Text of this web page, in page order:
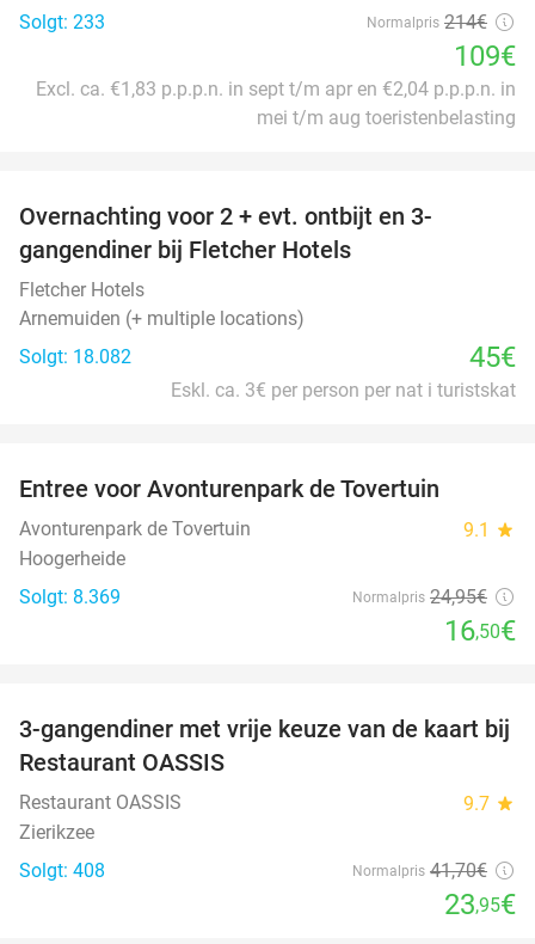
Solgt: 233
Normalpris 214€
109€
Excl. ca. €1,83 p.p.p.n. in sept t/m apr en €2,04 p.p.p.n. in
mei t/m aug toeristenbelasting
Overnachting voor 2 + evt. ontbijt en 3-
gangendiner bij Fletcher Hotels
Fletcher Hotels
Arnemuiden (+ multiple locations)
Solgt: 18.082
45€
Eskl. ca. 3€ per person per nat i turistskat
Entree voor Avonturenpark de Tovertuin
Avonturenpark de Tovertuin 9.1 star
Hoogerheide
Solgt: 8.369
Normalpris 24,95€
16,50€
43%
3-gangendiner met vrije keuze van de kaart bij
Restaurant OASSIS
Restaurant OASSIS 9.7 star
Zierikzee
Solgt: 408
Normalpris 41,70€
23,95€